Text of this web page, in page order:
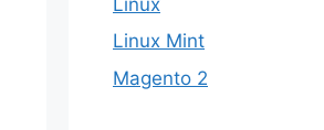
Linux Mint
Magento 2